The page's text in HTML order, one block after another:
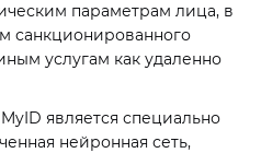
параметрам лица, в
санкционированного
услугам как удаленно
является специально
нейронная сеть,